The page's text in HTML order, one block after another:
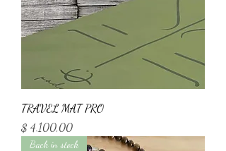
TRAVEL MAT PRO
Precio
$ 4.100,00
Back in stock